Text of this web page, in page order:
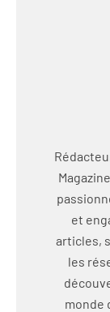
et
articles,
les
monde